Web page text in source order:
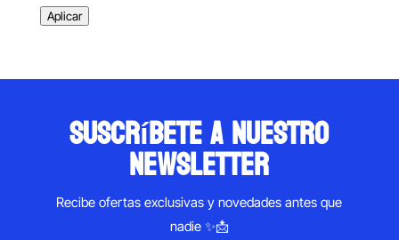
Aplicar
suscríbete a nuestro
newsletter
Recibe ofertas exclusivas y novedades antes que
nadie ✨📩